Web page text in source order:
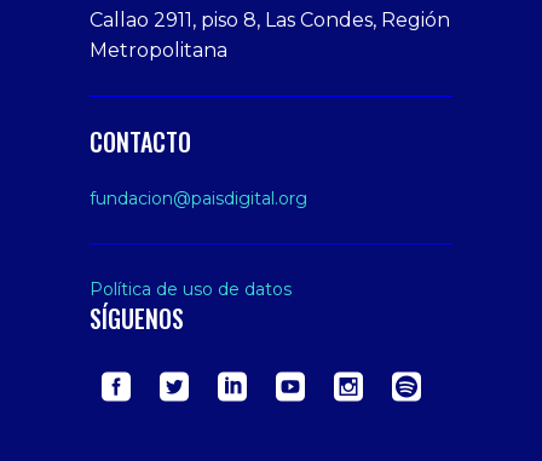
Xxx
Indian
Big
Butt
sex
From
Step
Callao 2911, piso 8, Las Condes, Región
Metropolitana
CONTACTO
fundacion@paisdigital.org
Política de uso de datos
SÍGUENOS